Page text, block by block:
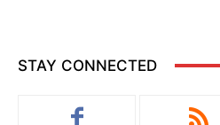
STAY CONNECTED